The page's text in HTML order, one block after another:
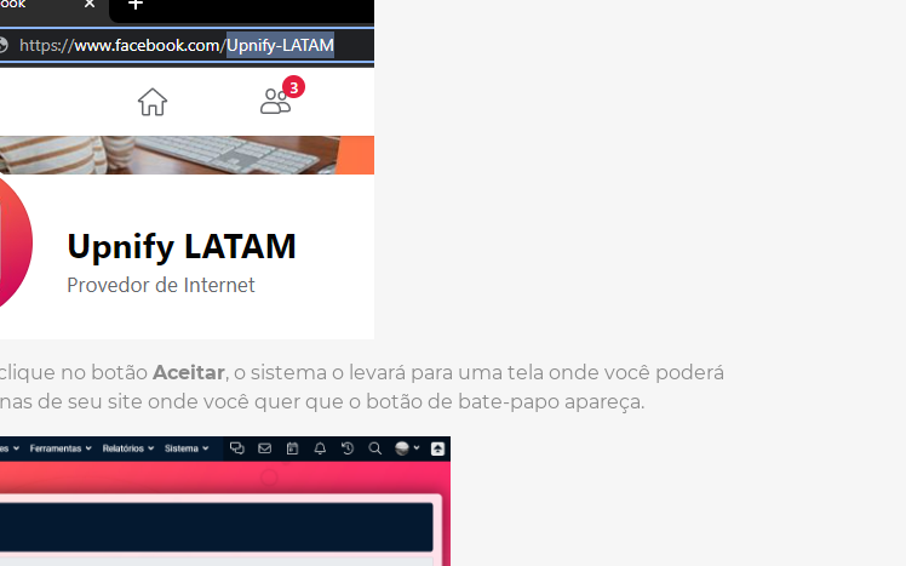
no botão Aceitar, o sistema o levará para uma tela onde você poderá
de seu site onde você quer que o botão de bate-papo apareça.